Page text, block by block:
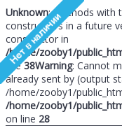
Unknown: Methods with
constructors in a future
constructor in
/home/zooby1/
line38Warning: Cannot
already sent by (output
/home/zooby1/
/home/zooby1/
on line 28